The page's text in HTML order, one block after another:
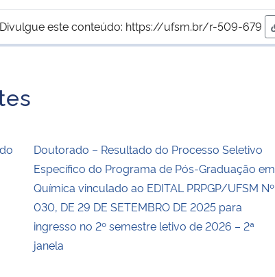
Divulgue este conteúdo: https://ufsm.br/r-509-679
Doutorado – Resultado do Processo Seletivo
Específico do Programa de Pós-Graduação em
Química vinculado ao EDITAL PRPGP/UFSM Nº
030, DE 29 DE SETEMBRO DE 2025 para
ingresso no 2º semestre letivo de 2026 – 2ª
janela